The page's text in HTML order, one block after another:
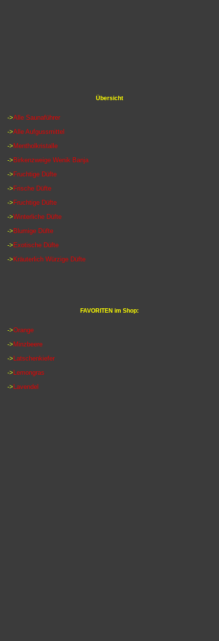
Übersicht
->Alle Saunaführer
->Alle Aufgussmittel
->Mentholkristalle
->Birkenzweige Wenik Banja
->Fruchtige Düfte
->Frische Düfte
->Fruchtige Düfte
->Winterliche Düfte
->Blumige Düfte
->Exotische Düfte
->Kräuterlich Würzige Düfte
FAVORITEN im Shop:
->Orange
->Minzbeere
->Latschenkiefer
->Lemongras
->Lavendel